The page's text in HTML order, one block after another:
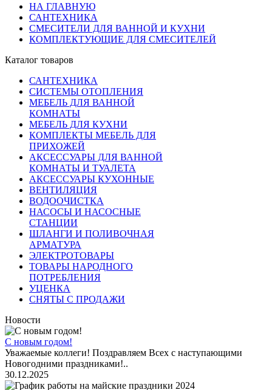
НА ГЛАВНУЮ
САНТЕХНИКА
СМЕСИТЕЛИ ДЛЯ ВАННОЙ И КУХНИ
КОМПЛЕКТУЮЩИЕ ДЛЯ СМЕСИТЕЛЕЙ
Каталог товаров
САНТЕХНИКА
СИСТЕМЫ ОТОПЛЕНИЯ
МЕБЕЛЬ ДЛЯ ВАННОЙ
КОМНАТЫ
МЕБЕЛЬ ДЛЯ КУХНИ
КОМПЛЕКТЫ МЕБЕЛЬ ДЛЯ
ПРИХОЖЕЙ
АКСЕССУАРЫ ДЛЯ ВАННОЙ
КОМНАТЫ И ТУАЛЕТА
АКСЕССУАРЫ КУХОННЫЕ
ВЕНТИЛЯЦИЯ
ВОДООЧИСТКА
НАСОСЫ И НАСОСНЫЕ
СТАНЦИИ
ШЛАНГИ И ПОЛИВОЧНАЯ
АРМАТУРА
ЭЛЕКТРОТОВАРЫ
ТОВАРЫ НАРОДНОГО
ПОТРЕБЛЕНИЯ
УЦЕНКА
СНЯТЫ С ПРОДАЖИ
Новости
С новым годом!
Уважаемые коллеги! Поздравляем Всех с наступающими
Новогодними праздниками!..
30.12.2025